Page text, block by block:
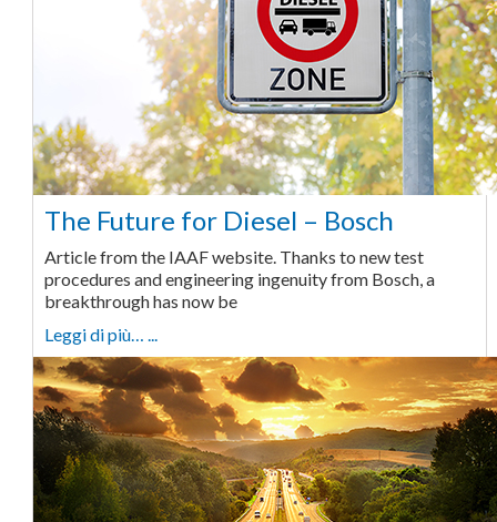
The Future for Diesel – Bosch
Article from the IAAF website. Thanks to new test
procedures and engineering ingenuity from Bosch, a
breakthrough has now be
Leggi di più… ...